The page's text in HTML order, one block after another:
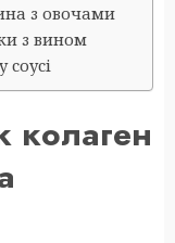
з овочами
з вином
соусі
колаген